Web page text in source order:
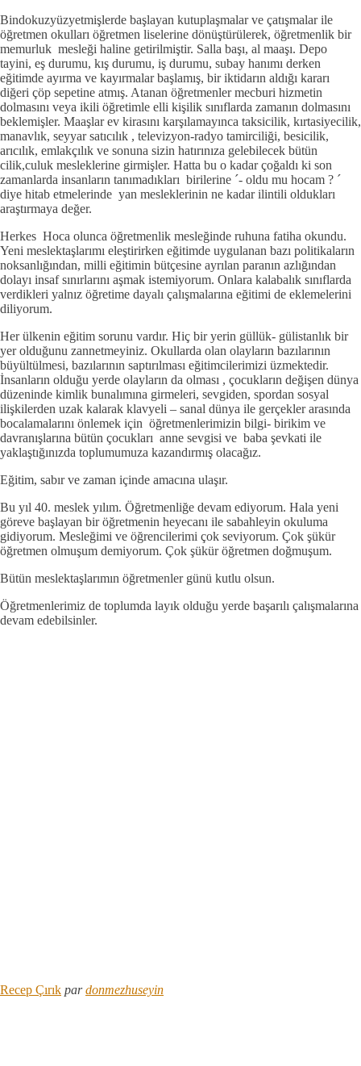
Bindokuzyüzyetmişlerde başlayan kutuplaşmalar ve çatışmalar ile
öğretmen okulları öğretmen liselerine dönüştürülerek, öğretmenlik bir
memurluk mesleği haline getirilmiştir. Salla başı, al maaşı. Depo
tayini, eş durumu, kış durumu, iş durumu, subay hanımı derken
eğitimde ayırma ve kayırmalar başlamış, bir iktidarın aldığı kararı
diğeri çöp sepetine atmış. Atanan öğretmenler mecburi hizmetin
dolmasını veya ikili öğretimle elli kişilik sınıflarda zamanın dolmasını
beklemişler. Maaşlar ev kirasını karşılamayınca taksicilik, kırtasiyecilik,
manavlık, seyyar satıcılık , televizyon-radyo tamirciliği, besicilik,
arıcılık, emlakçılık ve sonuna sizin hatırınıza gelebilecek bütün
cilik,culuk mesleklerine girmişler. Hatta bu o kadar çoğaldı ki son
zamanlarda insanların tanımadıkları birilerine ´- oldu mu hocam ? ´
diye hitab etmelerinde yan mesleklerinin ne kadar ilintili oldukları
araştırmaya değer.
Herkes Hoca olunca öğretmenlik mesleğinde ruhuna fatiha okundu.
Yeni meslektaşlarımı eleştirirken eğitimde uygulanan bazı politikaların
noksanlığından, milli eğitimin bütçesine ayrılan paranın azlığından
dolayı insaf sınırlarını aşmak istemiyorum. Onlara kalabalık sınıflarda
verdikleri yalnız öğretime dayalı çalışmalarına eğitimi de eklemelerini
diliyorum.
Her ülkenin eğitim sorunu vardır. Hiç bir yerin güllük- gülistanlık bir
yer olduğunu zannetmeyiniz. Okullarda olan olayların bazılarının
büyültülmesi, bazılarının saptırılması eğitimcilerimizi üzmektedir.
İnsanların olduğu yerde olayların da olması , çocukların değişen dünya
düzeninde kimlik bunalımına girmeleri, sevgiden, spordan sosyal
ilişkilerden uzak kalarak klavyeli – sanal dünya ile gerçekler arasında
bocalamalarını önlemek için öğretmenlerimizin bilgi- birikim ve
davranışlarına bütün çocukları anne sevgisi ve baba şevkati ile
yaklaştığınızda toplumumuza kazandırmış olacağız.
Eğitim, sabır ve zaman içinde amacına ulaşır.
Bu yıl 40. meslek yılım. Öğretmenliğe devam ediyorum. Hala yeni
göreve başlayan bir öğretmenin heyecanı ile sabahleyin okuluma
gidiyorum. Mesleğimi ve öğrencilerimi çok seviyorum. Çok şükür
öğretmen olmuşum demiyorum. Çok şükür öğretmen doğmuşum.
Bütün meslektaşlarımın öğretmenler günü kutlu olsun.
Öğretmenlerimiz de toplumda layık olduğu yerde başarılı çalışmalarına
devam edebilsinler.
Recep Çırık pardonmezhuseyin